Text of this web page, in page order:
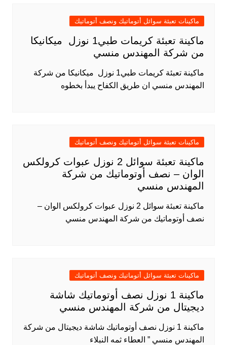
ماكينات تعبئة سوائل أتوماتيك ونصف أتوماتيك
ماكينة تعبئة كريمات طبي1 نوزل ميكانيكا
من شركة المهندس منسي
ماكينة تعبئة كريمات طبي1 نوزل ميكانيكا من شركة
المهندس منسي ان طريق الكفاح يبدأ بخطوه
ماكينات تعبئة سوائل أتوماتيك ونصف أتوماتيك
ماكينة تعبئة سوائل 2 نوزل عبوات كرولكس
الوان – نصف أوتوماتيك من شركة
المهندس منسي
ماكينة تعبئة سوائل 2 نوزل عبوات كرولكس الوان –
نصف أوتوماتيك من شركة المهندس منسي
ماكينات تعبئة سوائل أتوماتيك ونصف أتوماتيك
ماكينة 1 نوزل نصف أوتوماتيك شاشة
ديجيتال من شركة المهندس منسي
ماكينة 1 نوزل نصف أوتوماتيك شاشة ديجيتال من شركة
المهندس منسي ” العطاء ثمه النبلاء